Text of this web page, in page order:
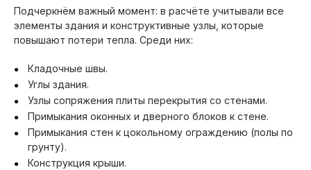
Подчеркнём важный момент: в расчёте учитывали все
элементы здания и конструктивные узлы, которые
повышают потери тепла. Среди них:
Кладочные швы.
Углы здания.
Узлы сопряжения плиты перекрытия со стенами.
Примыкания оконных и дверного блоков к стене.
Примыкания стен к цокольному ограждению (полы по
грунту).
Конструкция крыши.